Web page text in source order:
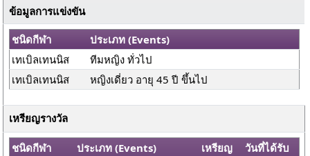
ข้อมูลการแข่งขัน
ชนิดกีฬา
ประเภท (Events)
เทเบิลเทนนิส
ทีมหญิง ทั่วไป
เทเบิลเทนนิส
หญิงเดี่ยว อายุ 45 ปี ขึ้นไป
เหรียญรางวัล
ชนิดกีฬา ประเภท (Events)
เหรียญ
วันที่ได้รับ